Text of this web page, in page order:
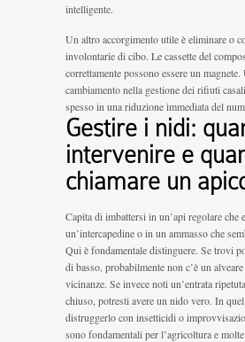
intelligente.
Un altro accorgimento utile è eliminare o
involontarie di cibo. Le cassette del
correttamente possono essere un
cambiamento nella gestione dei rifiuti
spesso in una riduzione immediata del
Gestire i nidi:
intervenire e
chiamare un
Capita di imbattersi in un’api regolare che
un’intercapedine o in un ammasso che
Qui è fondamentale distinguere. Se trovi
di basso, probabilmente non c’è un
vicinanze. Se invece noti un’entrata
chiuso, potresti avere un nido vero. In
distruggerlo con insetticidi o
sono fondamentali per l’agricoltura e